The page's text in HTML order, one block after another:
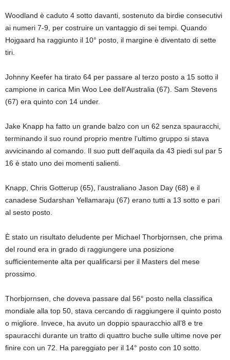
Woodland è caduto 4 sotto davanti, sostenuto da birdie consecutivi
ai numeri 7-9, per costruire un vantaggio di sei tempi. Quando
Hojgaard ha raggiunto il 10° posto, il margine è diventato di sette
tiri.
Johnny Keefer ha tirato 64 per passare al terzo posto a 15 sotto il
campione in carica Min Woo Lee dell’Australia (67). Sam Stevens
(67) era quinto con 14 under.
Jake Knapp ha fatto un grande balzo con un 62 senza spauracchi,
terminando il suo round proprio mentre l’ultimo gruppo si stava
avvicinando al comando. Il suo putt dell’aquila da 43 piedi sul par 5
16 è stato uno dei momenti salienti.
Knapp, Chris Gotterup (65), l’australiano Jason Day (68) e il
canadese Sudarshan Yellamaraju (67) erano tutti a 13 sotto e pari
al sesto posto.
È stato un risultato deludente per Michael Thorbjornsen, che prima
del round era in grado di raggiungere una posizione
sufficientemente alta per qualificarsi per il Masters del mese
prossimo.
Thorbjornsen, che doveva passare dal 56° posto nella classifica
mondiale alla top 50, stava cercando di raggiungere il quinto posto
o migliore. Invece, ha avuto un doppio spauracchio all’8 e tre
spauracchi durante un tratto di quattro buche sulle ultime nove per
finire con un 72. Ha pareggiato per il 14° posto con 10 sotto.